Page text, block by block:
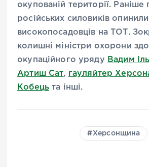
окупованій території. Раніше
російських силовиків
високопосадовців на ТОТ.
колишні міністри охорони
окупаційного уряду Вадим
Артиш Сат, гауляйтер
Кобецьта інші.
Херсонщина